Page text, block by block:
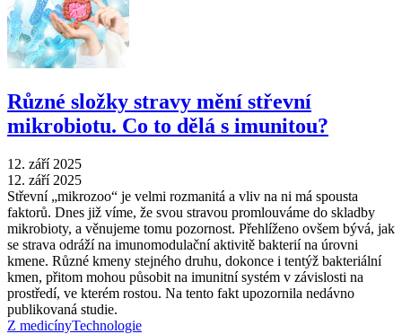
Různé složky stravy mění střevní
mikrobiotu. Co to dělá s imunitou?
12. září 2025
12. září 2025
Střevní „mikrozoo“ je velmi rozmanitá a vliv na ni má spousta
faktorů. Dnes již víme, že svou stravou promlouváme do skladby
mikrobioty, a věnujeme tomu pozornost. Přehlíženo ovšem bývá, jak
se strava odráží na imunomodulační aktivitě bakterií na úrovni
kmene. Různé kmeny stejného druhu, dokonce i tentýž bakteriální
kmen, přitom mohou působit na imunitní systém v závislosti na
prostředí, ve kterém rostou. Na tento fakt upozornila nedávno
publikovaná studie.
Z medicínyTechnologie